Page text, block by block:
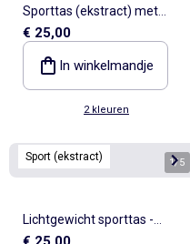
Sporttas (ekstract) met
buitenzakken en
schoenenvak
€ 25,00
In winkelmandje
2 kleuren
Sport (ekstract) 1/5
Lichtgewicht sporttas -